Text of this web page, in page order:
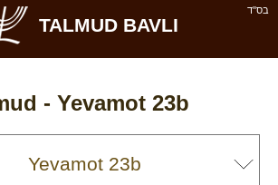
בס''ד
TALMUD BAVLI
- Yevamot 23b